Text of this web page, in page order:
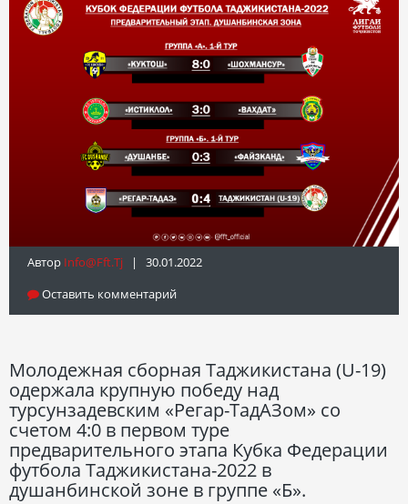
Автор Info@fft.tj | 30.01.2022
Оставить комментарий
Молодежная сборная Таджикистана (U-19)
одержала крупную победу над
турсунзадевским «Регар-ТадАЗом» со
счетом 4:0 в первом туре
предварительного этапа Кубка Федерации
футбола Таджикистана-2022 в
душанбинской зоне в группе «Б».